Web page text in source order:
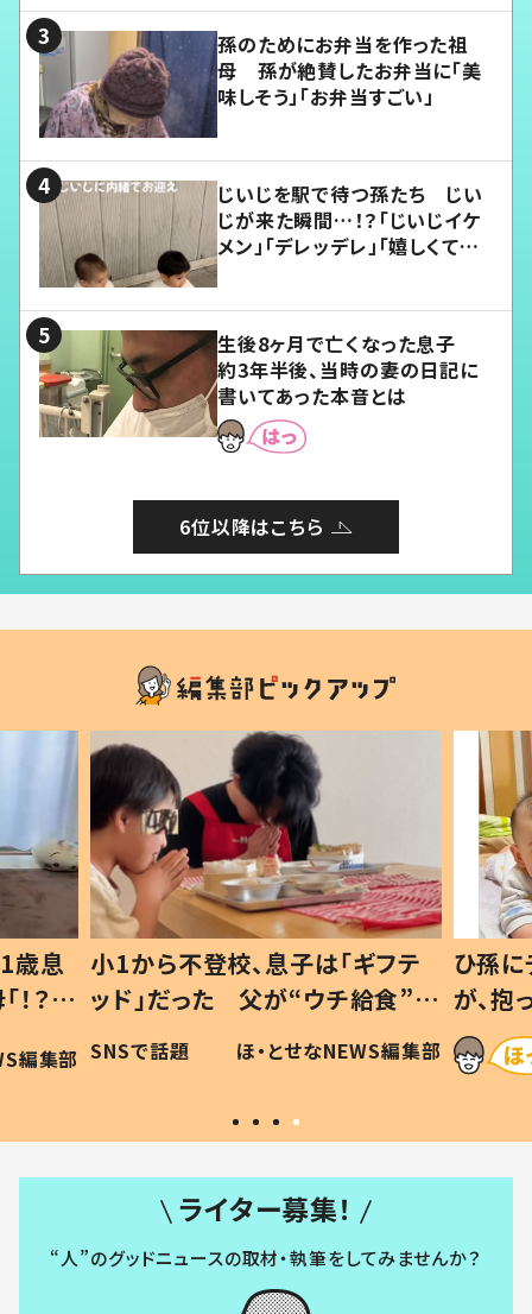
孫のためにお弁当を作った祖
母 孫が絶賛したお弁当に「美
味しそう」「お弁当すごい」
じいじを駅で待つ孫たち じい
じが来た瞬間…！？「じいじイケ
メン」「デレッデレ」「嬉しくて可
生後8ヶ月で亡くなった息子
約3年半後、当時の妻の日記に
書いてあった本音とは
6位以降はこちら
歳息
？」
編集部
小1から不登校、息子は「ギフテ
ッド」だった 父が“ウチ給食”を
作り続ける理由とは #令和の親
#令和の子
SNSで話題 ほ・とせなNEWS編集部
ひ孫
が、
「涙が
い」
ライター募集！
“人”のグッドニュースの取材・執筆をしてみませんか？